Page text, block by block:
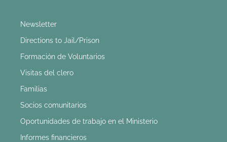
Newsletter
Directions to Jail/Prison
Formación de Voluntarios
Visitas del clero
Familias
Socios comunitarios
Oportunidades de trabajo en el Ministerio
Informes financieros